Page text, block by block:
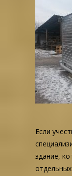
Если
здание,